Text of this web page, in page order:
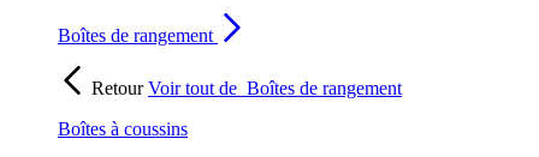
Boîtes de rangement
RetourVoir tout de Boîtes de rangement
Boîtes à coussins